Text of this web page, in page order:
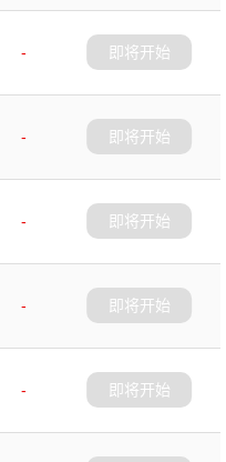
-
即将开始
-
即将开始
-
即将开始
-
即将开始
-
即将开始